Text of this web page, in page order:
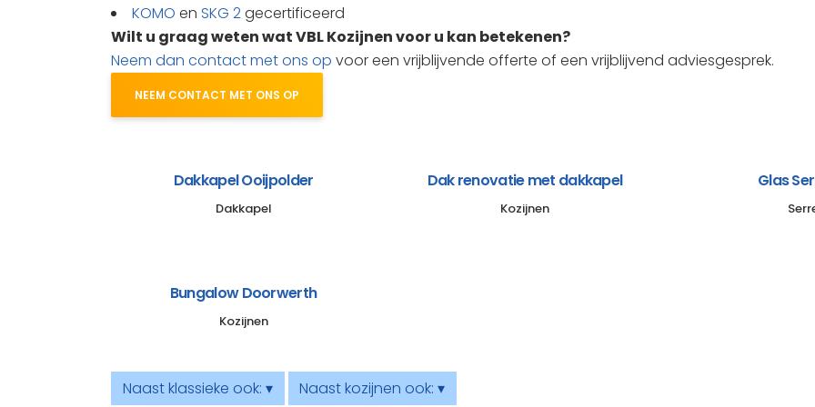
KOMO en SKG 2gecertificeerd
Wilt u graag weten wat VBL Kozijnen voor u kan betekenen?
Neem dan contact met ons op voor een vrijblijvende offerte of een vrijblijvend adviesgesprek.
NEEM CONTACT MET ONS OP
Dakkapel Ooijpolder
Dakkapel
Dak renovatie met dakkapel
Kozijnen
Glas
Bungalow Doorwerth
Kozijnen
Naast klassieke ook: ▾ Naast kozijnen ook: ▾